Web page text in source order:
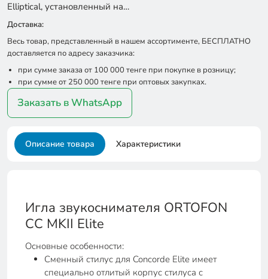
Elliptical, установленный на…
Доставка:
Весь товар, представленный в нашем ассортименте, БЕСПЛАТНО
доставляется по адресу заказчика:
при сумме заказа от 100 000 тенге при покупке в розницу;
при сумме от 250 000 тенге при оптовых закупках.
Заказать в WhatsApp
Описание товара Характеристики
Игла звукоснимателя ORTOFON
CС MKII Elite
Основные особенности:
Сменный стилус для Concorde Elite имеет
специально отлитый корпус стилуса с